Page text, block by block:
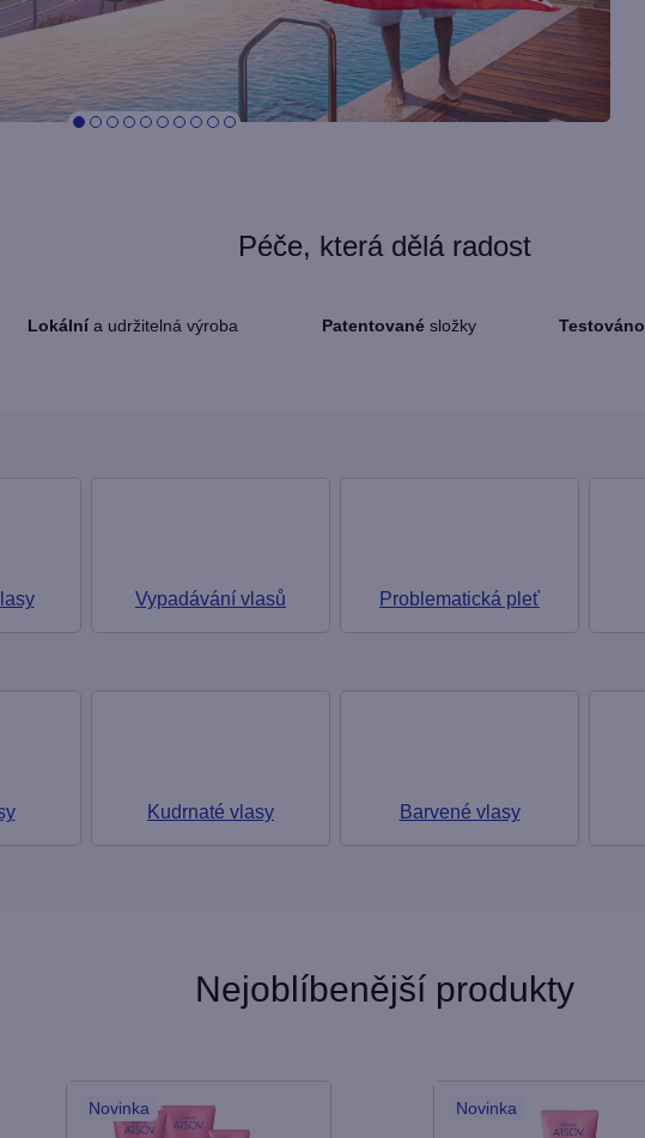
Péče, která dělá radost
Lokálnía udržitelná výroba Patentovanésložky Testováno
Vypadávání vlasů Problematická pleť
Kudrnaté vlasy Barvené vlasy
Nejoblíbenější produkty
Novinka Novinka